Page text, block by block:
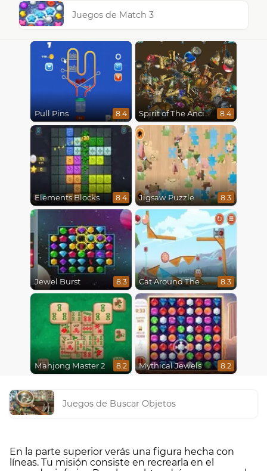
Juegos de Match 3
Pull Pins 8.4 Spirit of The Ancient Forest 8.4
Elements Blocks 8.4 Jigsaw Puzzle 8.3
Jewel Burst 8.3 Cat Around The World 8.3
Mahjong Master 2 8.2 Mythical Jewels 8.2
Juegos de Buscar Objetos
En la parte superior verás una figura hecha con
líneas. Tu misión consiste en recrearla en el